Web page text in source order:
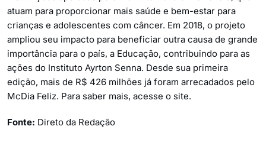
atuam para proporcionar mais saúde e bem-estar para
crianças e adolescentes com câncer. Em 2018, o projeto
ampliou seu impacto para beneficiar outra causa de grande
importância para o país, a Educação, contribuindo para as
ações do Instituto Ayrton Senna. Desde sua primeira
edição, mais de R$ 426 milhões já foram arrecadados pelo
McDia Feliz. Para saber mais, acesse o site.
Fonte: Direto da Redação